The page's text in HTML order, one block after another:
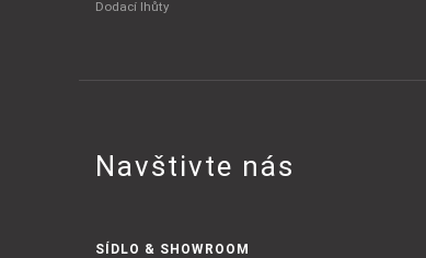
Dodací lhůty
Navštivte nás
SÍDLO & SHOWROOM